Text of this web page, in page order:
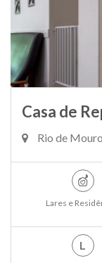
Casa de
Rio de
Lares e
L